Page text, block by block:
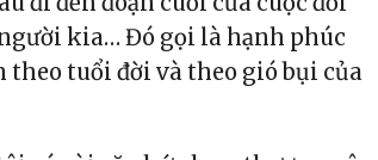
kia… Đó gọi là hạnh phúc
tuổi đời và theo gió bụi của